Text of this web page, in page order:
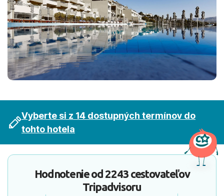
Vyberte si z 14 dostupných termínov do
tohto hotela
Hodnotenie od2243 cestovateľov
Tripadvisoru